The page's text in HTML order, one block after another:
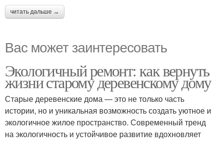
читать дальше →
Вас может заинтересовать
Экологичный ремонт: как вернуть
жизни старому деревенскому дому
Старые деревенские дома — это не только часть
истории, но и уникальная возможность создать уютное и
экологичное жилое пространство. Современный тренд
на экологичность и устойчивое развитие вдохновляет